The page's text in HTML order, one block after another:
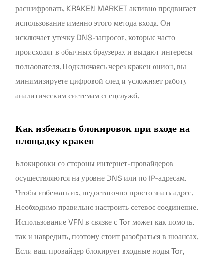
расшифровать. KRAKEN MARKET активно продвигает
использование именно этого метода входа. Он
исключает утечку DNS-запросов, которые часто
происходят в обычных браузерах и выдают интересы
пользователя. Подключаясь через кракен онион, вы
минимизируете цифровой след и усложняет работу
аналитическим системам спецслужб.
Как избежать блокировок при входе на
площадку кракен
Блокировки со стороны интернет-провайдеров
осуществляются на уровне DNS или по IP-адресам.
Чтобы избежать их, недостаточно просто знать адрес.
Необходимо правильно настроить сетевое соединение.
Использование VPN в связке с Tor может как помочь,
так и навредить, поэтому стоит разобраться в нюансах.
Если ваш провайдер блокирует входные ноды Tor,